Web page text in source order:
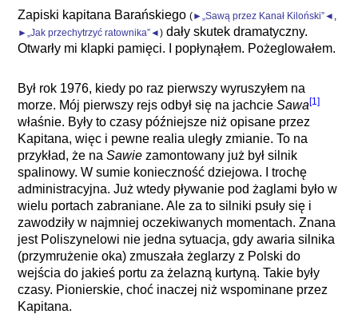
Zapiski kapitana Barańskiego(►„Sawą przez Kanał Kiloński”◄ ,
►„Jak przechytrzyć ratownika”◄) dały skutek dramatyczny.
Otwarły mi klapki pamięci. I popłynąłem. Pożeglowałem.
Był rok 1976, kiedy po raz pierwszy wyruszyłem na
morze. Mój pierwszy rejs odbył się na jachcieSawa[1]
właśnie. Były to czasy późniejsze niż opisane przez
Kapitana, więc i pewne realia uległy zmianie. To na
przykład, że naSawie zamontowany już był silnik
spalinowy. W sumie konieczność dziejowa. I trochę
administracyjna. Już wtedy pływanie pod żaglami było w
wielu portach zabraniane. Ale za to silniki psuły się i
zawodziły w najmniej oczekiwanych momentach. Znana
jest Poliszynelowi nie jedna sytuacja, gdy awaria silnika
(przymrużenie oka) zmuszała żeglarzy z Polski do
wejścia do jakieś portu za żelazną kurtyną. Takie były
czasy. Pionierskie, choć inaczej niż wspominane przez
Kapitana.